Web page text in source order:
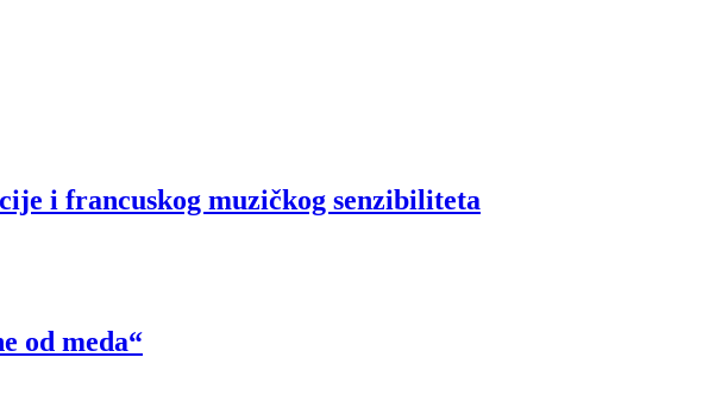
i francuskog muzičkog senzibiliteta
od meda“